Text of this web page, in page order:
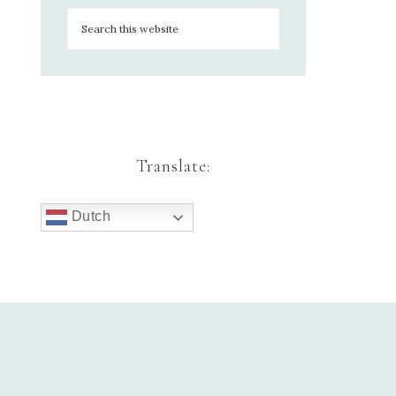
Translate:
Dutch